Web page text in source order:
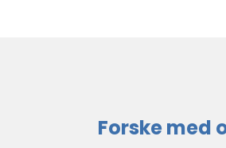
Forske med